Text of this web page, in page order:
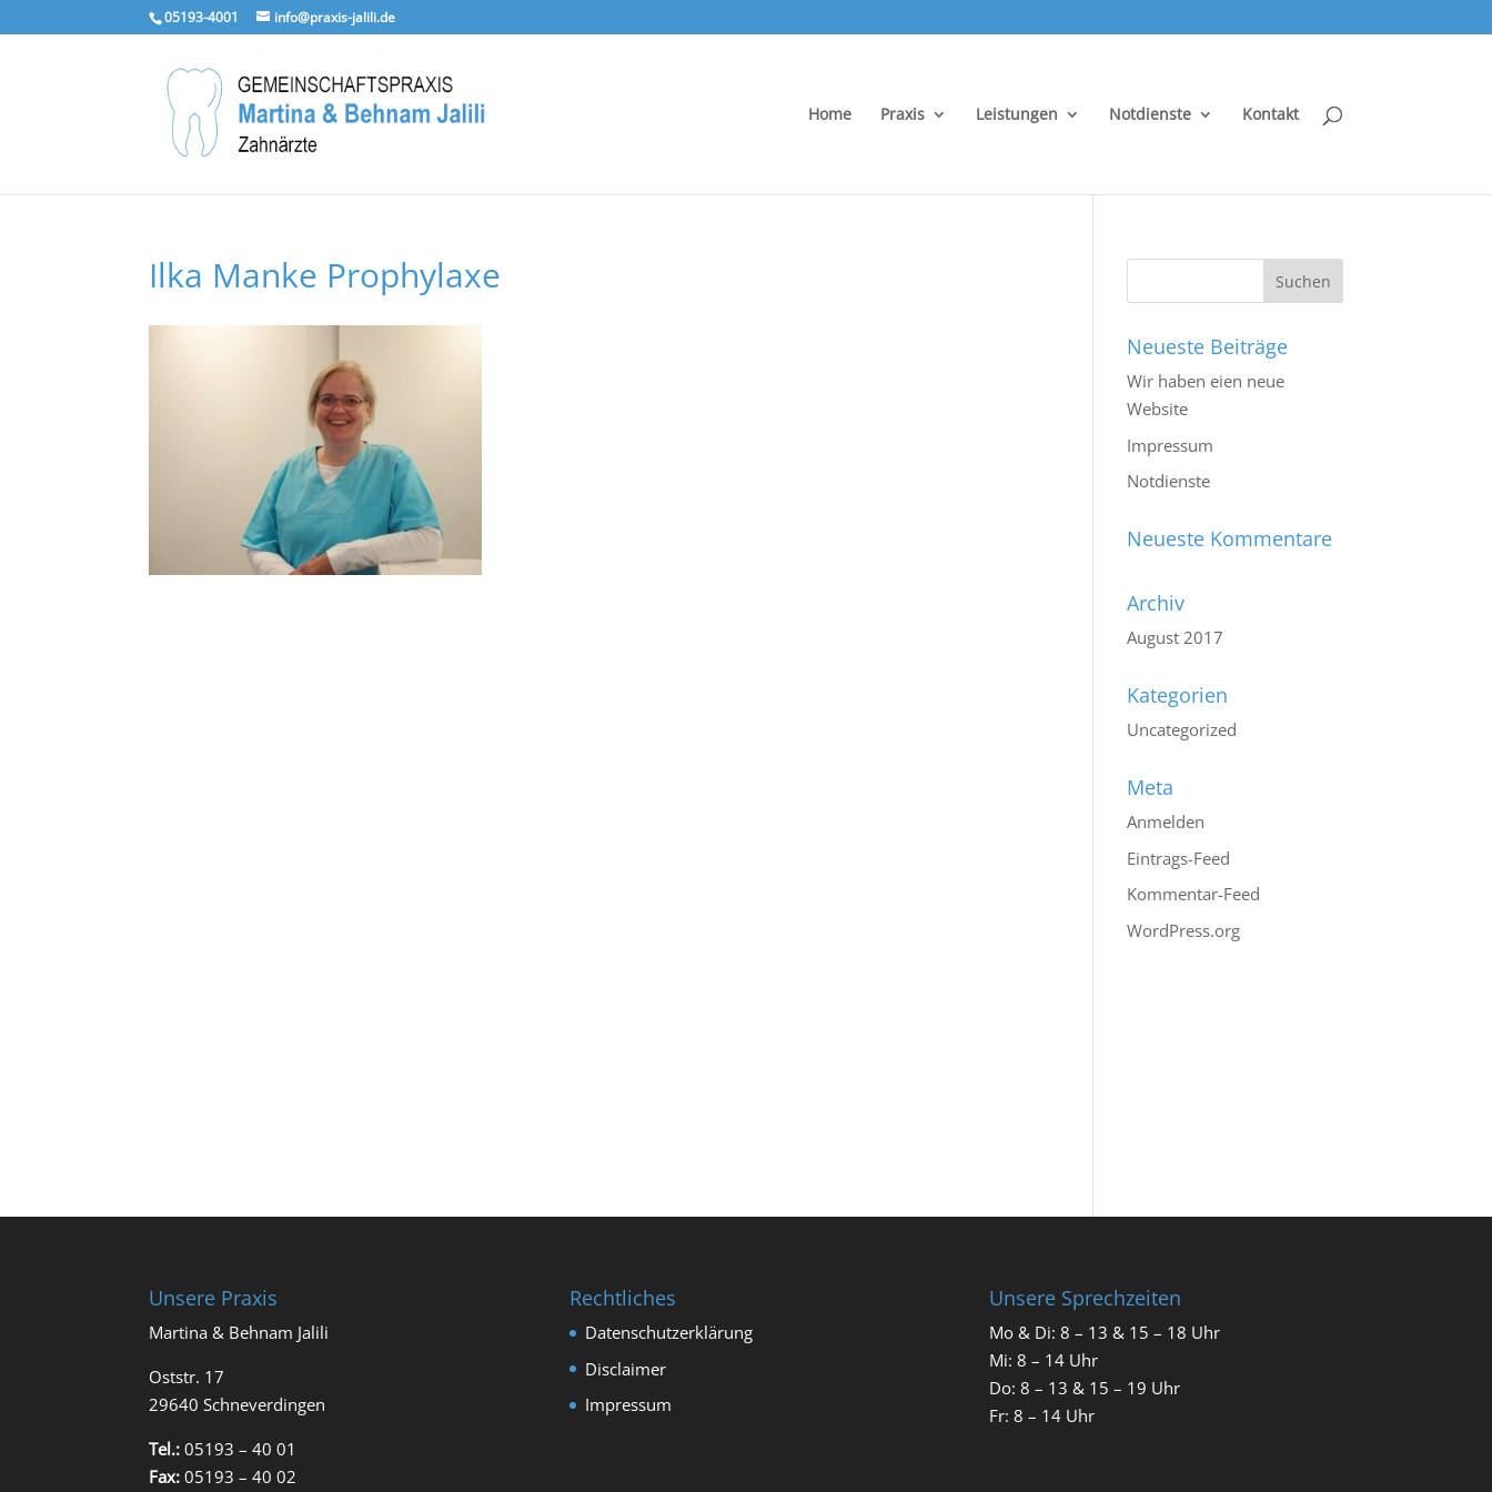
05193-4001 info@praxis-jalili.de
Home Praxis Leistungen Notdienste Kontakt
Ilka Manke Prophylaxe
Neueste Beiträge
Wir haben eien neue
Website
Impressum
Notdienste
Neueste Kommentare
Archiv
August 2017
Kategorien
Uncategorized
Meta
Anmelden
Eintrags-Feed
Kommentar-Feed
WordPress.org
Unsere Praxis
Martina & Behnam Jalili
Oststr. 17
29640 Schneverdingen
Tel.: 05193 – 40 01
Fax: 05193 – 40 02
Rechtliches
Datenschutzerklärung
Disclaimer
Impressum
Unsere Sprechzeiten
Mo & Di: 8 – 13 & 15 – 18 Uhr
Mi: 8 – 14 Uhr
Do: 8 – 13 & 15 – 19 Uhr
Fr: 8 – 14 Uhr